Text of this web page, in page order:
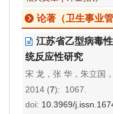
论著（卫生事业管
江苏省乙型病毒
统反应性研究
宋 龙，张 华，朱立国
2014 (7): 1067.
doi: 10.3969/